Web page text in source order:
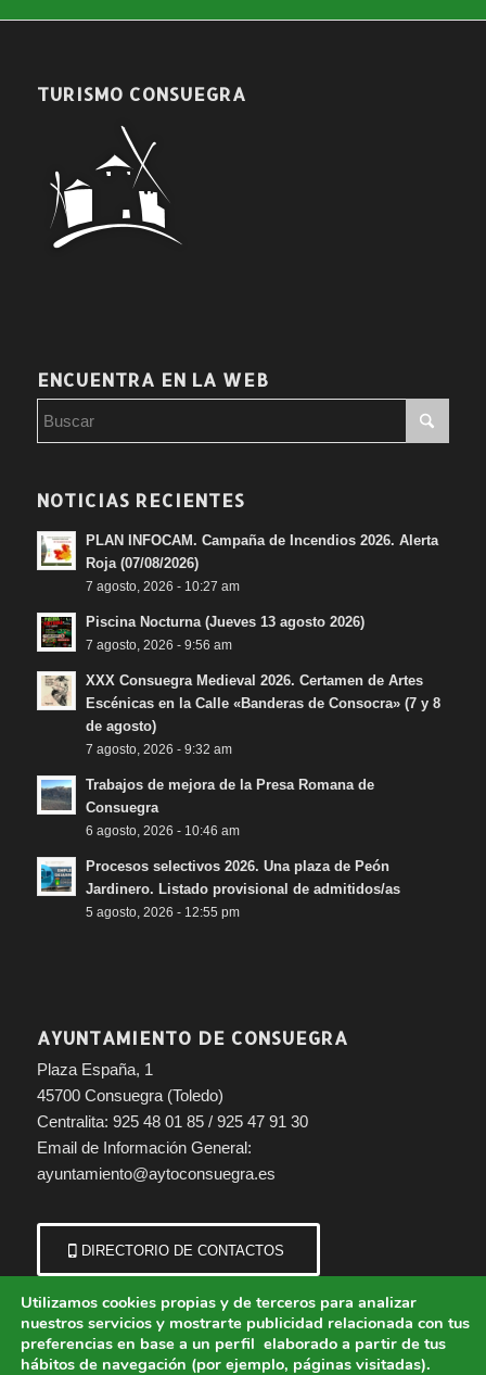
TURISMO CONSUEGRA
ENCUENTRA EN LA WEB
NOTICIAS RECIENTES
PLAN INFOCAM. Campaña de Incendios 2026. Alerta
Roja (07/08/2026)
7 agosto, 2026 - 10:27 am
Piscina Nocturna (Jueves 13 agosto 2026)
7 agosto, 2026 - 9:56 am
XXX Consuegra Medieval 2026. Certamen de Artes
Escénicas en la Calle «Banderas de Consocra» (7 y 8
de agosto)
7 agosto, 2026 - 9:32 am
Trabajos de mejora de la Presa Romana de
Consuegra
6 agosto, 2026 - 10:46 am
Procesos selectivos 2026. Una plaza de Peón
Jardinero. Listado provisional de admitidos/as
5 agosto, 2026 - 12:55 pm
AYUNTAMIENTO DE CONSUEGRA
Plaza España, 1
45700 Consuegra (Toledo)
Centralita: 925 48 01 85 / 925 47 91 30
Email de Información General:
ayuntamiento@aytoconsuegra.es
DIRECTORIO DE CONTACTOS
Utilizamos cookies propias y de terceros para analizar
nuestros servicios y mostrarte publicidad relacionada con tus
preferencias en base a un perfil elaborado a partir de tus
hábitos de navegación (por ejemplo, páginas visitadas).